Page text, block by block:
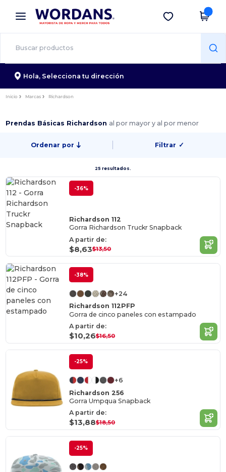
× App de Wordans
¡Mejores precios en app!
Descargar app
Hola, Selecciona tu dirección
Inicio Marcas Richardson
Prendas Básicas Richardson al por mayor y al por menor
Ordenar por Filtrar ✓
25 resultados.
-36%
Richardson 112
Gorra Richardson Truckr Snapback
A partir de:
$8,63$13,50
-38%
+24
Richardson 112PFP
Gorra de cinco paneles con estampado
A partir de:
$10,26$16,50
-25%
+6
Richardson 256
Gorra Umpqua Snapback
A partir de:
$13,88$18,50
-25%